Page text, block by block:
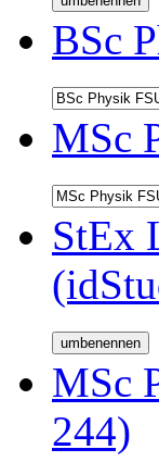
BSc
MSc
StEx
MSc
244)